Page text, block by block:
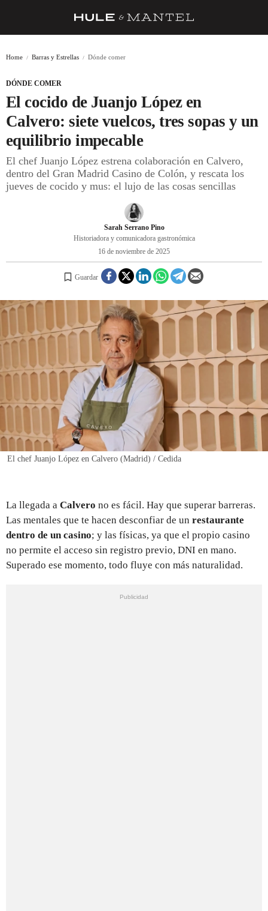
BARRAS Y ESTRELLAS
DÓNDE COMER
ÍDOLOS DE MESAS
CUADERNO DE VIAJE
REGISTRO
INICIAR SESIÓN
Home Barras y Estrellas Dónde comer
DÓNDE COMER
El cocido de Juanjo López en
Calvero: siete vuelcos, tres sopas y un
equilibrio impecable
El chef Juanjo López estrena colaboración en Calvero,
dentro del Gran Madrid Casino de Colón, y rescata los
jueves de cocido y mus: el lujo de las cosas sencillas
Sarah Serrano Pino
Historiadora y comunicadora gastronómica
16 de noviembre de 2025
Guardar
El chef Juanjo López en Calvero (Madrid) / Cedida
La llegada a Calvero no es fácil. Hay que superar barreras.
Las mentales que te hacen desconfiar de un restaurante
dentro de un casino; y las físicas, ya que el propio casino
no permite el acceso sin registro previo, DNI en mano.
Superado ese momento, todo fluye con más naturalidad.